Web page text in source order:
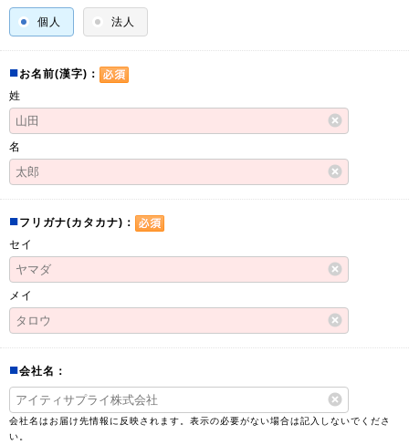
個人 法人
■お名前(漢字)：
姓
名
■フリガナ(カタカナ)：
セイ
メイ
■会社名：
会社名はお届け先情報に反映されます。表示の必要がない場合は記入しないでくださ
い。